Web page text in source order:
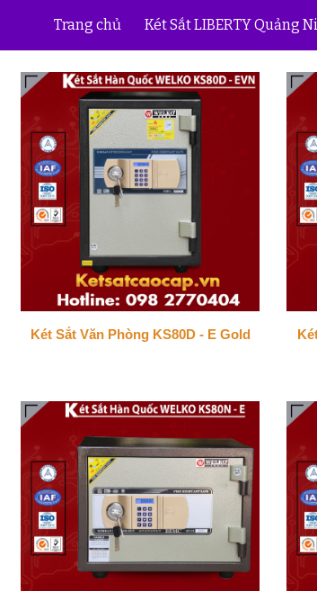
Skip to main content
Trang chủ Két Sắt LIBERTY Quảng
Két Sắt Văn Phòng KS80D - E Gold